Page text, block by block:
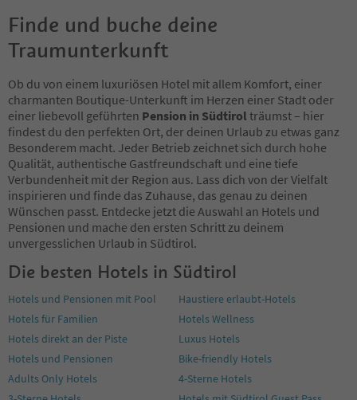
84
85
86
88
89
90
91
92
93
94
95
96
97
98
100
102
103
104
105
107
Finde und buche deine
Traumunterkunft
Ob du von einem luxuriösen Hotel mit allem Komfort, einer
charmanten Boutique-Unterkunft im Herzen einer Stadt oder
einer liebevoll geführten Pension in Südtirol träumst – hier
findest du den perfekten Ort, der deinen Urlaub zu etwas ganz
Besonderem macht. Jeder Betrieb zeichnet sich durch hohe
Qualität, authentische Gastfreundschaft und eine tiefe
Verbundenheit mit der Region aus. Lass dich von der Vielfalt
inspirieren und finde das Zuhause, das genau zu deinen
Wünschen passt. Entdecke jetzt die Auswahl an Hotels und
Pensionen und mache den ersten Schritt zu deinem
unvergesslichen Urlaub in Südtirol.
Die besten Hotels in Südtirol
Hotels und Pensionen mit Pool
Haustiere erlaubt-Hotels
Hotels für Familien
Hotels Wellness
Hotels direkt an der Piste
Luxus Hotels
Hotels und Pensionen
Bike-friendly Hotels
Adults Only Hotels
4-Sterne Hotels